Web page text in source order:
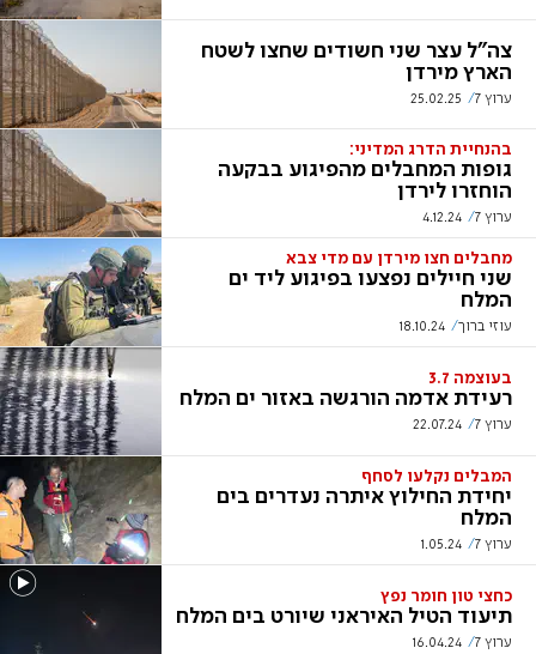
צה"ל עצר שני חשודים שחצו לשטח
הארץ מירדן
ערוץ 7 25.02.25
בהנחיית הדרג המדיני:
גופות המחבלים מהפיגוע בבקעה
הוחזרו לירדן
ערוץ 7 4.12.24
מחבלים חצו מירדן עם מדי צבא
שני חיילים נפצעו בפיגוע ליד ים
המלח
עוזי ברוך 18.10.24
בעוצמה 3.7
רעידת אדמה הורגשה באזור ים המלח
ערוץ 7 22.07.24
המבלים נקלעו לסחף
יחידת החילוץ איתרה נעדרים בים
המלח
ערוץ 7 1.05.24
כחצי טון חומר נפץ
תיעוד הטיל האיראני שיורט בים המלח
ערוץ 7 16.04.24